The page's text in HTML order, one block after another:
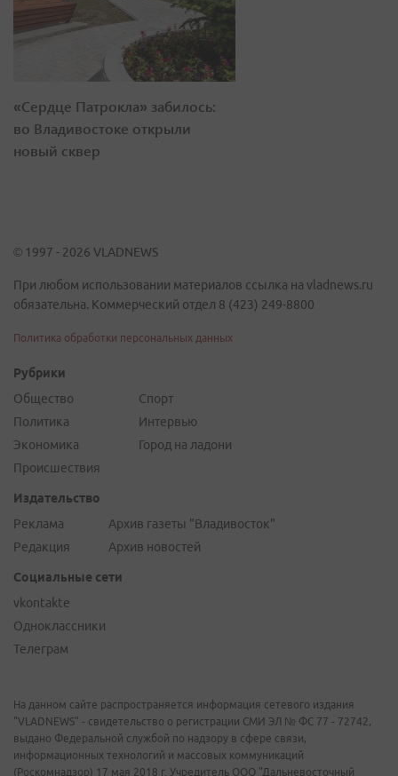
«Сердце Патрокла» забилось:
во Владивостоке открыли
новый сквер
© 1997 - 2026 VLADNEWS
При любом использовании материалов ссылка на vladnews.ru
обязательна. Коммерческий отдел 8 (423) 249-8800
Политика обработки персональных данных
Рубрики
Общество
Политика
Экономика
Происшествия
Спорт
Интервью
Город на ладони
Издательство
Реклама
Редакция
Архив газеты "Владивосток"
Архив новостей
Социальные сети
vkontakte
Одноклассники
Телеграм
На данном сайте распространяется информация сетевого издания
"VLADNEWS" - свидетельство о регистрации СМИ ЭЛ № ФС 77 - 72742,
выдано Федеральной службой по надзору в сфере связи,
информационных технологий и массовых коммуникаций
(Роскомнадзор) 17 мая 2018 г. Учредитель ООО "Дальневосточный